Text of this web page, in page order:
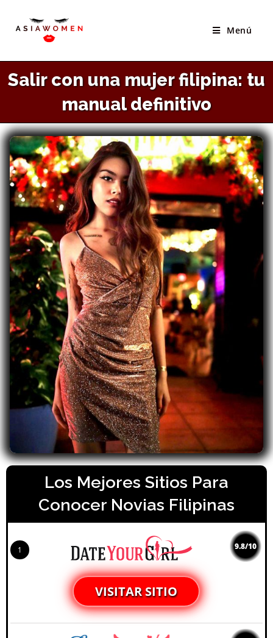
Menú
Salir con una mujer filipina: tu
manual definitivo
Los Mejores Sitios Para
Conocer Novias Filipinas
1 9.8/10
VISITAR SITIO